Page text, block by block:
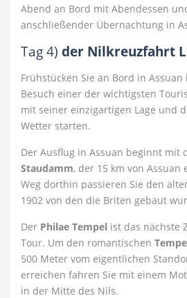
Abend an Bord mit Abendessen
anschließender Übernachtung in
Tag 4) der Nilkreuzfahrt
Frühstücken Sie an Bord in
Besuch einer der wichtigsten
mit seiner einzigartigen Lage und
Wetter starten.
Der Ausflug in Assuan beginnt mit
Staudamm, der 15 km von
Weg dorthin passieren Sie den
1902 von den die Briten gebaut
Der Philae Tempel ist das nächste
Tour. Um den romantischen
500 Meter vom eigentlichen
erreichen fahren Sie mit einem
in der Mitte des Nils.